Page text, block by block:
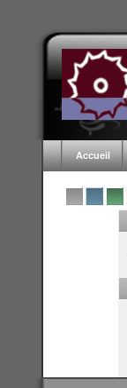
Accueil